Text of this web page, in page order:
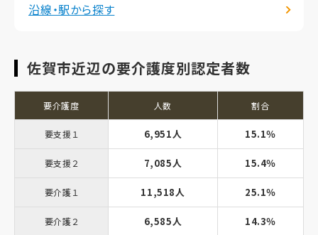
沿線・駅から探す
佐賀市近辺の要介護度別認定者数
要介護度 人数 割合
要支援１ 6,951人 15.1％
要支援２ 7,085人 15.4％
要介護１ 11,518人 25.1％
要介護２ 6,585人 14.3％